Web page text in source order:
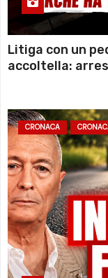
Litiga con un
accoltella:
CRONACA